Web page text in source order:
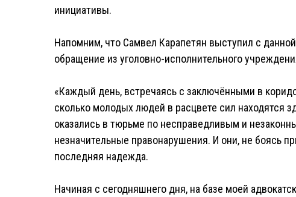
инициативы.
Напомним, что Самвел Карапетян выступил с
обращение из уголовно-исполнительного
«Каждый день, встречаясь с заключёнными в
сколько молодых людей в расцвете сил находятся
оказались в тюрьме по несправедливым и
незначительные правонарушения. И они, не боясь
последняя надежда.
Начиная с сегодняшнего дня, на базе моей